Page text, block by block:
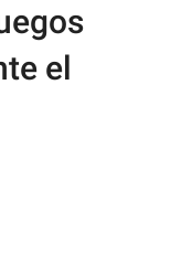
el